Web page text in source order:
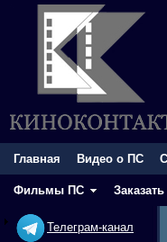
Главная Видео о ПС
Фильмы ПС Заказать
Телеграм-канал